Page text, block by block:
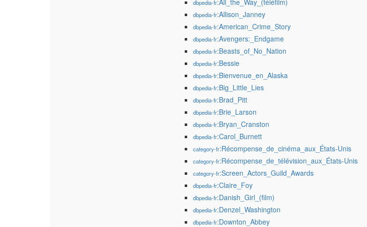
dbpedia-fr:All_the_Way_(téléfilm)
dbpedia-fr:Allison_Janney
dbpedia-fr:American_Crime_Story
dbpedia-fr:Avengers:_Endgame
dbpedia-fr:Beasts_of_No_Nation
dbpedia-fr:Bessie
dbpedia-fr:Bienvenue_en_Alaska
dbpedia-fr:Big_Little_Lies
dbpedia-fr:Brad_Pitt
dbpedia-fr:Brie_Larson
dbpedia-fr:Bryan_Cranston
dbpedia-fr:Carol_Burnett
category-fr:Récompense_de_cinéma_aux_États-Unis
category-fr:Récompense_de_télévision_aux_États-Unis
category-fr:Screen_Actors_Guild_Awards
dbpedia-fr:Claire_Foy
dbpedia-fr:Danish_Girl_(film)
dbpedia-fr:Denzel_Washington
dbpedia-fr:Downton_Abbey